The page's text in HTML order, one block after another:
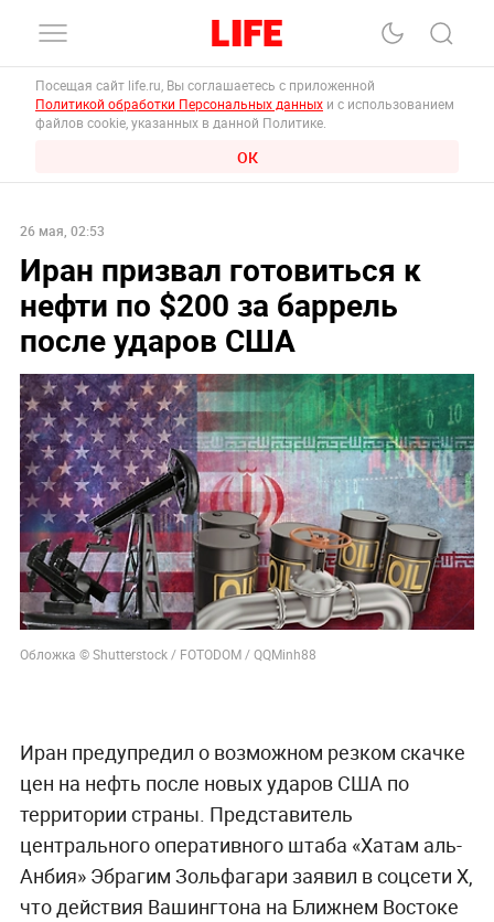
Посещая сайт life.ru, Вы соглашаетесь с приложенной
Политикой обработки Персональных данных и с использованием
файлов cookie, указанных в данной Политике.
ОК
26 мая, 02:53
Иран призвал готовиться к
нефти по $200 за баррель
после ударов США
Обложка © Shutterstock / FOTODOM / QQMinh88
Иран предупредил о возможном резком скачке
цен на нефть после новых ударов США по
территории страны. Представитель
центрального оперативного штаба «Хатам аль-
Анбия» Эбрагим Зольфагари заявил в соцсети X,
что действия Вашингтона на Ближнем Востоке